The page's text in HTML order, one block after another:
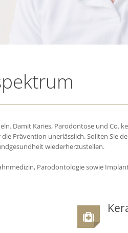
Damit Karies, Parodontose und Co.
Prävention unerlässlich. Sollten Sie
wiederherzustellen.
Parodontologie sowie